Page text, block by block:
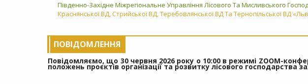
Південно-Західне Міжрегіональне Управління Лісового Та Мисливського
Краснянської ВД, Стрийської ВД, Теребовлянської ВД Та Тернопільської ВД
ПОВІДОМЛЕННЯ
Повідомляємо, що 30 червня 2026 року о 10:00 в режимі ZOOM-
положень проєктів організації та розвитку лісового господарства